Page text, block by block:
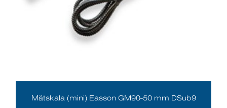
Mätskala (mini) Easson GM90-50 mm DSub9